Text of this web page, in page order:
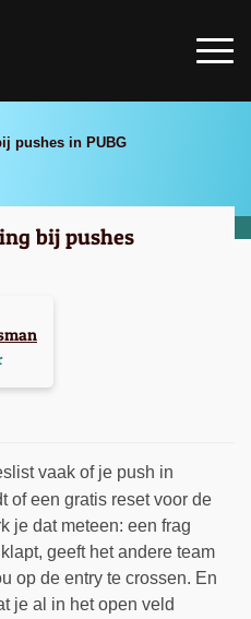
pushes in PUBG
bij pushes
vaak of je push in
of een gratis reset voor de
je dat meteen: een frag
geeft het andere team
op de entry te crossen. En
je al in het open veld